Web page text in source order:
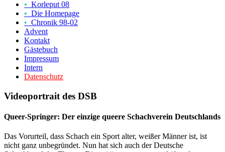
• Korleput 08
• Die Homepage
• Chronik 98-02
Advent
Kontakt
Gästebuch
Impressum
Intern
Datenschutz
Videoportrait des DSB
Queer-Springer: Der einzige queere Schachverein Deutschlands
Das Vorurteil, dass Schach ein Sport alter, weißer Männer ist, ist
nicht ganz unbegründet. Nun hat sich auch der Deutsche